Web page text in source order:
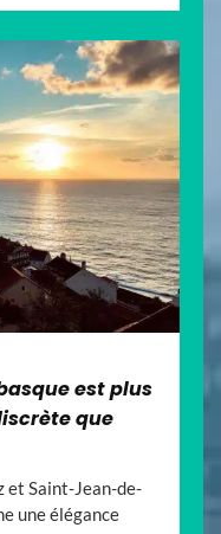
est plus
que
et Saint-Jean-de-
une élégance